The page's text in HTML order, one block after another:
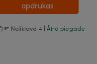
apdrukas
Noliktavā 4 | Ātrā piegāde